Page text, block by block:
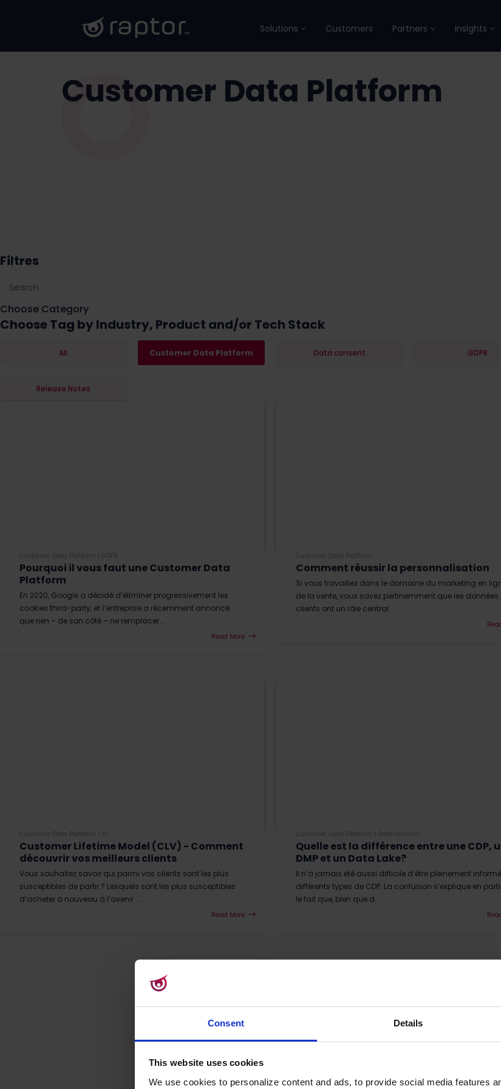
Consent Details
This website uses cookies
We use cookies to personalize content and ads, to provide social media features
Solutions Customers Partners Insights
Customer Data Platform
Filtres
Choose Category
Choose Tag by Industry, Product and/or Tech Stack
All Customer Data Platform Data consent GDPR
Release Notes
Customer Data Platform GDPR
Pourquoi il vous faut une Customer Data
Platform
En 2020, Google a décidé d’éliminer progressivement les
cookies third-party, et l’entreprise a récemment annoncé
que rien – de son côté – ne remplacer...
Read More
Customer Data Platform
Comment réussir la personnalisation
Si vous travaillez dans le domaine du marketing en
de la vente, vous savez pertinemment que les données
clients ont un rôle central.
Customer Data Platform AI
Customer Lifetime Model (CLV) - Comment
découvrir vos meilleurs clients
Vous souhaitez savoir qui parmi vos clients sont les plus
susceptibles de partir ? Lesquels sont les plus susceptibles
d’acheter à nouveau à l’avenir ...
Read More
Customer Data Platform Data consent
Quelle est la différence entre une CDP,
DMP et un Data Lake?
Il n’a jamais été aussi difficile d’être pleinement
différents types de CDP. La confusion s’explique en
le fait que, bien que d...